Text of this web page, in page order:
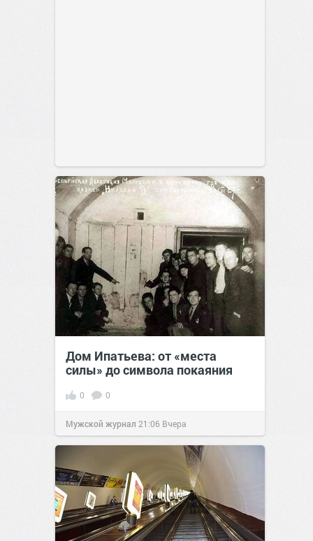
Дом Ипатьева: от «места
силы» до символа покаяния
0 0
Мужской журнал 21:06 Вчера